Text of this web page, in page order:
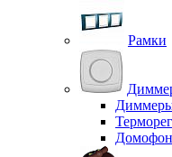
Рамки
Диммеры